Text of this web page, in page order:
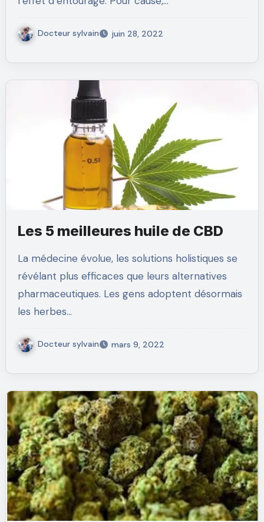
Docteur sylvain juin 28, 2022
Les 5 meilleures huile de CBD
La médecine évolue, les solutions holistiques se
révélant plus efficaces que leurs alternatives
pharmaceutiques. Les gens adoptent désormais
les herbes…
Docteur sylvain mars 9, 2022